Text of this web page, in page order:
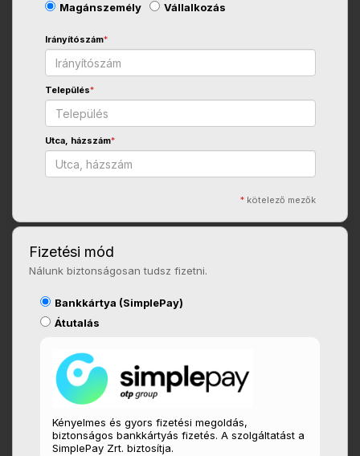
Magánszemély Vállalkozás
Irányítószám*
Település*
Utca, házszám*
* kötelező mezők
Fizetési mód
Nálunk biztonságosan tudsz fizetni.
Bankkártya (SimplePay)
Átutalás
Kényelmes és gyors fizetési megoldás,
biztonságos bankkártyás fizetés. A szolgáltatást a
SimplePay Zrt. biztosítja.